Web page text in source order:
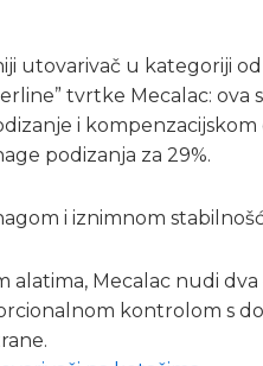
utovarivač u kategoriji od
tvrtke Mecalac: ova
i kompenzacijskom
podizanja za 29%.
i iznimnom
alatima, Mecalac nudi
kontrolom s